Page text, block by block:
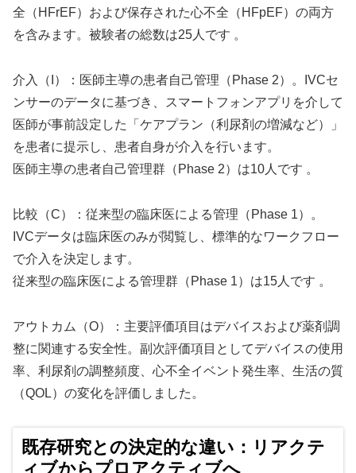
全（HFrEF）および保存された心不全（HFpEF）の両方
を含みます。被験者の総数は25人です 。
介入（I）：医師主導の患者自己管理（Phase 2）。IVCセ
ンサーのデータに基づき、スマートフォンアプリを介して
医師が事前設定した「ケアプラン（利尿剤の増減など）」
を患者に提示し、患者自身が介入を行います。
医師主導の患者自己管理群（Phase 2）は10人です 。
比較（C）：従来型の臨床医による管理（Phase 1）。
IVCデータは臨床医のみが閲覧し、標準的なワークフロー
で介入を決定します。
従来型の臨床医による管理群（Phase 1）は15人です 。
アウトカム（O）：主要評価項目はデバイスおよび薬剤調
整に関連する安全性。副次評価項目としてデバイスの使用
率、利尿剤の調整頻度、心不全イベント発生率、生活の質
（QOL）の変化を評価しました。
既存研究との決定的な違い：リアクテ
ィブからプロアクティブへ